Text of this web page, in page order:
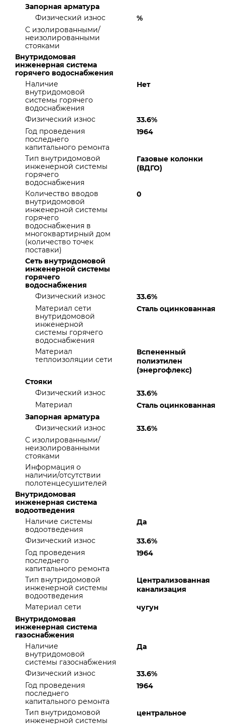
Запорная арматура
Физический износ
%
С изолированными/
неизолированными
стояками
Внутридомовая
инженерная система
горячего водоснабжения
Наличие
внутридомовой
системы горячего
водоснабжения
Нет
Физический износ
33.6%
Год проведения
последнего
капитального ремонта
1964
Тип внутридомовой
инженерной системы
горячего
водоснабжения
Газовые колонки
(ВДГО)
Количество вводов
внутридомовой
инженерной системы
горячего
водоснабжения в
многоквартирный дом
(количество точек
поставки)
0
Сеть внутридомовой
инженерной системы
горячего
водоснабжения
Физический износ
33.6%
Материал сети
внутридомовой
инженерной
системы горячего
водоснабжения
Сталь оцинкованная
Материал
теплоизоляции сети
Вспененный
полиэтилен
(энергофлекс)
Стояки
Физический износ
33.6%
Материал
Сталь оцинкованная
Запорная арматура
Физический износ
33.6%
С изолированными/
неизолированными
стояками
Информация о
наличии/отсутствии
полотенцесушителей
Внутридомовая
инженерная система
водоотведения
Наличие системы
водоотведения
Да
Физический износ
33.6%
Год проведения
последнего
капитального ремонта
1964
Тип внутридомовой
инженерной системы
водоотведения
Централизованная
канализация
Материал сети
чугун
Внутридомовая
инженерная система
газоснабжения
Наличие
внутридомовой
системы газоснабжения
Да
Физический износ
33.6%
Год проведения
последнего
капитального ремонта
1964
Тип внутридомовой
инженерной системы
центральное